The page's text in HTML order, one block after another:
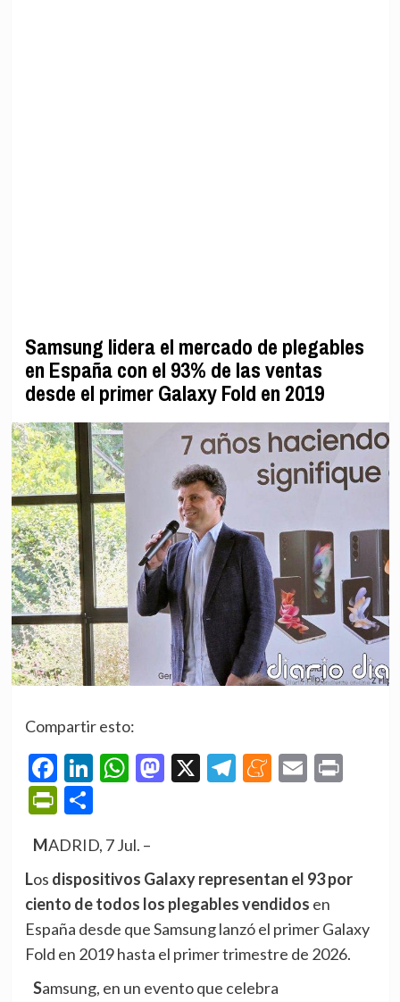
Samsung lidera el mercado de plegables
en España con el 93% de las ventas
desde el primer Galaxy Fold en 2019
Compartir esto:
Facebook
LinkedIn
WhatsApp
Mastodon
X Telegram
Meneame
Email
PrintFriendly
Compartir
MADRID, 7 Jul. –
Los dispositivos Galaxy representan el 93 por
ciento de todos los plegables vendidos en
España desde que Samsung lanzó el primer Galaxy
Fold en 2019 hasta el primer trimestre de 2026.
Samsung, en un evento que celebra